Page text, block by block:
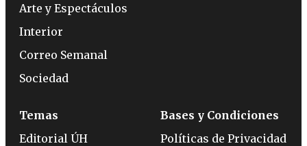
Arte y Espectáculos
Interior
Correo Semanal
Sociedad
Temas
Editorial ÚH
Bases y Condiciones
Políticas de Privacidad